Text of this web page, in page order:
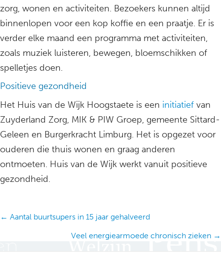
zorg, wonen en activiteiten. Bezoekers kunnen altijd
binnenlopen voor een kop koffie en een praatje. Er is
verder elke maand een programma met activiteiten,
zoals muziek luisteren, bewegen, bloemschikken of
spelletjes doen.
Positieve gezondheid
Het Huis van de Wijk Hoogstaete is een initiatief van
Zuyderland Zorg, MIK & PIW Groep, gemeente Sittard-
Geleen en Burgerkracht Limburg. Het is opgezet voor
ouderen die thuis wonen en graag anderen
ontmoeten. Huis van de Wijk werkt vanuit positieve
gezondheid.
Posts
← Aantal buurtsupers in 15 jaar gehalveerd
Veel energiearmoede chronisch zieken →